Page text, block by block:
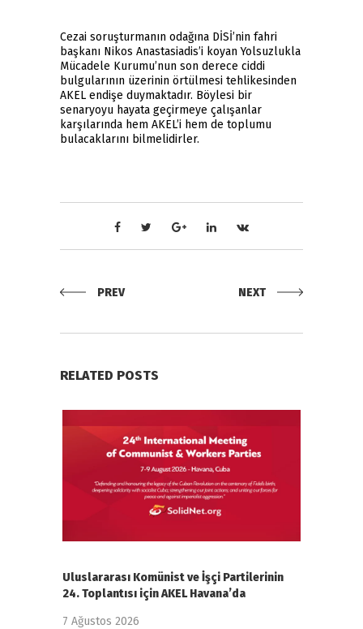
Cezai soruşturmanın odağına DİSİ’nin fahri
başkanı Nikos Anastasiadis’i koyan Yolsuzlukla
Mücadele Kurumu’nun son derece ciddi
bulgularının üzerinin örtülmesi tehlikesinden
AKEL endişe duymaktadır. Böylesi bir
senaryoyu hayata geçirmeye çalışanlar
karşılarında hem AKEL’i hem de toplumu
bulacaklarını bilmelidirler.
PREV NEXT
RELATED POSTS
Uluslararası Komünist ve İşçi Partilerinin
24. Toplantısı için AKEL Havana’da
7 Ağustos 2026